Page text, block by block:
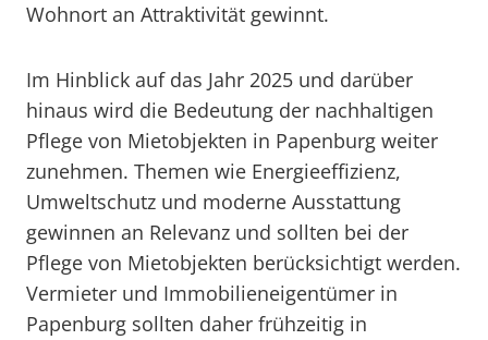
Wohnort an Attraktivität gewinnt.
Im Hinblick auf das Jahr 2025 und darüber
hinaus wird die Bedeutung der nachhaltigen
Pflege von Mietobjekten in Papenburg weiter
zunehmen. Themen wie Energieeffizienz,
Umweltschutz und moderne Ausstattung
gewinnen an Relevanz und sollten bei der
Pflege von Mietobjekten berücksichtigt werden.
Vermieter und Immobilieneigentümer in
Papenburg sollten daher frühzeitig in